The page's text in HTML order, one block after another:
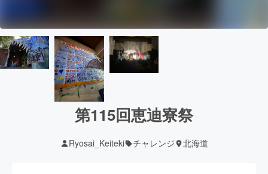
第115回恵迪寮祭
Ryosai_Keiteki チャレンジ 北海道